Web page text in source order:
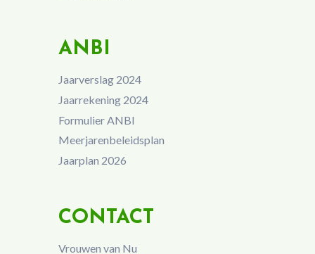
ANBI
Jaarverslag 2024
Jaarrekening 2024
Formulier ANBI
Meerjarenbeleidsplan
Jaarplan 2026
CONTACT
Vrouwen van Nu